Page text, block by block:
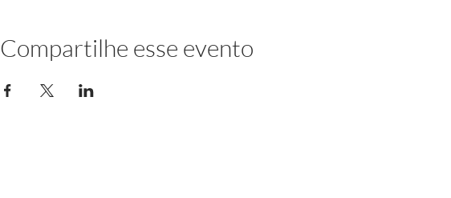
Compartilhe esse evento